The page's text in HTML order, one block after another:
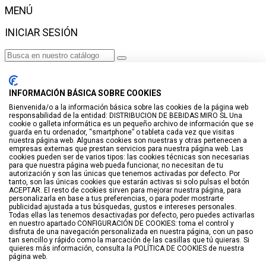
MENÚ
INICIAR SESIÓN
No se encontraron productos.
Iniciar sesión
VISTO RECIENTEMENTE
No hay productos
LISTA DE DESEOS
GUARDAR EN LISTA DE DESEOS
Crear
BUSCAR
Haga clic para más productos.
INFORMACIÓN BÁSICA SOBRE COOKIES
Bienvenida/o a la información básica sobre las cookies de la página web
responsabilidad de la entidad: DISTRIBUCION DE BEBIDAS MIRO SL Una
cookie o galleta informática es un pequeño archivo de información que se
guarda en tu ordenador, “smartphone” o tableta cada vez que visitas
nuestra página web. Algunas cookies son nuestras y otras pertenecen a
empresas externas que prestan servicios para nuestra página web. Las
cookies pueden ser de varios tipos: las cookies técnicas son necesarias
para que nuestra página web pueda funcionar, no necesitan de tu
autorización y son las únicas que tenemos activadas por defecto. Por
tanto, son las únicas cookies que estarán activas si solo pulsas el botón
ACEPTAR. El resto de cookies sirven para mejorar nuestra página, para
personalizarla en base a tus preferencias, o para poder mostrarte
publicidad ajustada a tus búsquedas, gustos e intereses personales.
Todas ellas las tenemos desactivadas por defecto, pero puedes activarlas
en nuestro apartado CONFIGURACIÓN DE COOKIES: toma el control y
disfruta de una navegación personalizada en nuestra página, con un paso
tan sencillo y rápido como la marcación de las casillas que tú quieras. Si
quieres más información, consulta la POLÍTICA DE COOKIES de nuestra
página web.